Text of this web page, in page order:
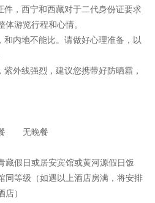
件，西宁和西藏对于二代身份证要求
游览行程和心情。
和内地不能比。请做好心理准备，以
外线强烈，建议您携带好防晒霜，
无晚餐
藏假日或居安宾馆或黄河源假日饭
同等级（如遇以上酒店房满，将安排
）